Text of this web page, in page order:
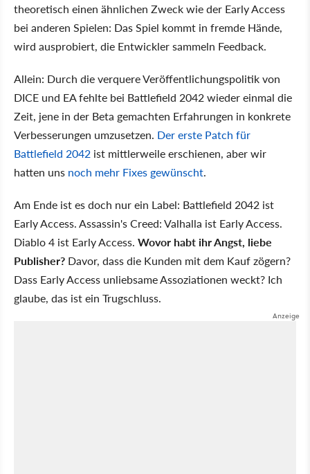
theoretisch einen ähnlichen Zweck wie der Early Access
bei anderen Spielen: Das Spiel kommt in fremde Hände,
wird ausprobiert, die Entwickler sammeln Feedback.
Allein: Durch die verquere Veröffentlichungspolitik von
DICE und EA fehlte bei Battlefield 2042 wieder einmal die
Zeit, jene in der Beta gemachten Erfahrungen in konkrete
Verbesserungen umzusetzen. Der erste Patch für
Battlefield 2042 ist mittlerweile erschienen, aber wir
hatten uns noch mehr Fixes gewünscht.
Am Ende ist es doch nur ein Label: Battlefield 2042 ist
Early Access. Assassin's Creed: Valhalla ist Early Access.
Diablo 4 ist Early Access. Wovor habt ihr Angst, liebe
Publisher? Davor, dass die Kunden mit dem Kauf zögern?
Dass Early Access unliebsame Assoziationen weckt? Ich
glaube, das ist ein Trugschluss.